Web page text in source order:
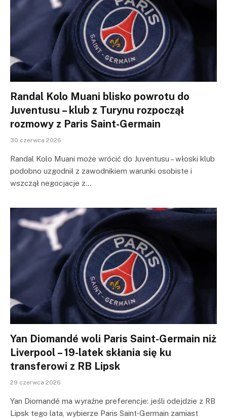
Randal Kolo Muani blisko powrotu do
Juventusu – klub z Turynu rozpoczął
rozmowy z Paris Saint-Germain
30 czerwca 2026
Randal Kolo Muani może wrócić do Juventusu – włoski klub
podobno uzgodnił z zawodnikiem warunki osobiste i
wszczął negocjacje z…
Yan Diomandé woli Paris Saint-Germain niż
Liverpool – 19-latek skłania się ku
transferowi z RB Lipsk
29 czerwca 2026
Yan Diomandé ma wyraźne preferencje: jeśli odejdzie z RB
Lipsk tego lata, wybierze Paris Saint‑Germain zamiast